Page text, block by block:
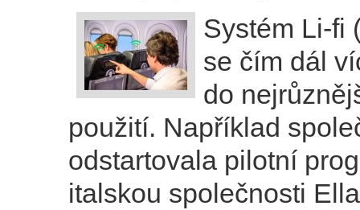
Systém Li-fi
se čím dál
do
použití. Například
odstartovala pilotní
italskou společnosti